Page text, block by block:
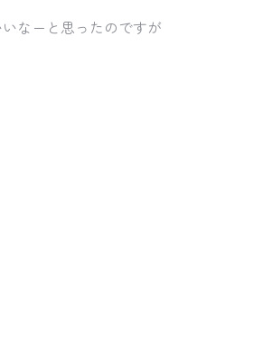
なーと思ったのですが